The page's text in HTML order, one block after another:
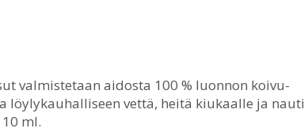
valmistetaan aidosta 100 % luonnon koivu-
löylykauhalliseen vettä, heitä kiukaalle ja nauti
ml.